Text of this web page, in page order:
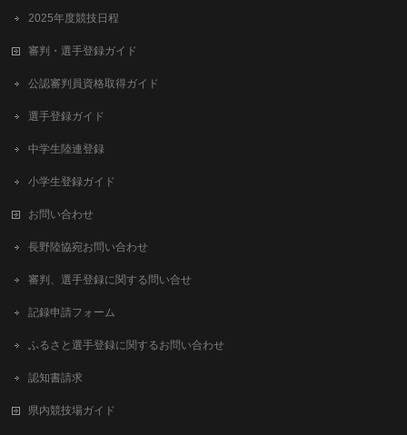
2025年度競技日程
審判・選手登録ガイド
公認審判員資格取得ガイド
選手登録ガイド
中学生陸連登録
小学生登録ガイド
お問い合わせ
長野陸協宛お問い合わせ
審判、選手登録に関する問い合せ
記録申請フォーム
ふるさと選手登録に関するお問い合わせ
認知書請求
県内競技場ガイド